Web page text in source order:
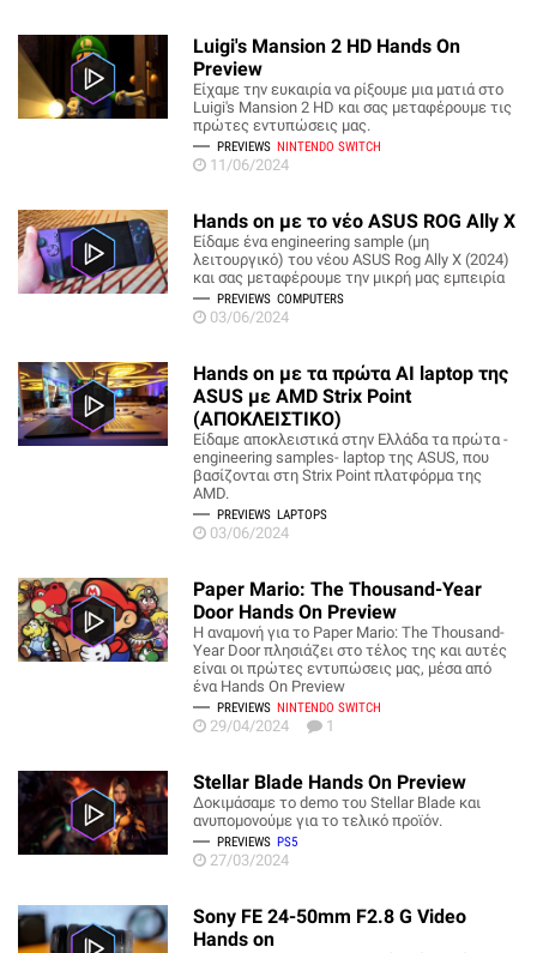
Luigi's Mansion 2 HD Hands On
Preview
Είχαμε την ευκαιρία να ρίξουμε μια ματιά στο
Luigi's Mansion 2 HD και σας μεταφέρουμε τις
πρώτες εντυπώσεις μας.
PREVIEWS NINTENDO SWITCH
11/06/2024
Hands on με το νέο ASUS ROG Ally X
Είδαμε ένα engineering sample (μη
λειτουργικό) του νέου ASUS Rog Ally X (2024)
και σας μεταφέρουμε την μικρή μας εμπειρία
PREVIEWS COMPUTERS
03/06/2024
Hands on με τα πρώτα AI laptop της
ASUS με AMD Strix Point
(ΑΠΟΚΛΕΙΣΤΙΚΟ)
Είδαμε αποκλειστικά στην Ελλάδα τα πρώτα -
engineering samples- laptop της ASUS, που
βασίζονται στη Strix Point πλατφόρμα της
AMD.
PREVIEWS LAPTOPS
03/06/2024
Paper Mario: The Thousand-Year
Door Hands On Preview
Η αναμονή για το Paper Mario: The Thousand-
Year Door πλησιάζει στο τέλος της και αυτές
είναι οι πρώτες εντυπώσεις μας, μέσα από
ένα Hands On Preview
PREVIEWS NINTENDO SWITCH
29/04/2024 1
Stellar Blade Hands On Preview
Δοκιμάσαμε το demo του Stellar Blade και
ανυπομονούμε για το τελικό προϊόν.
PREVIEWS PS5
27/03/2024
Sony FE 24-50mm F2.8 G Video
Hands on